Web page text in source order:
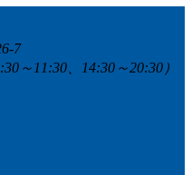
7
～11:30、14:30～20:30）